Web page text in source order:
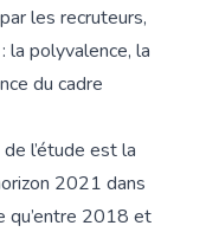
les recruteurs,
la polyvalence, la
du cadre
l’étude est la
2021 dans
qu’entre 2018 et